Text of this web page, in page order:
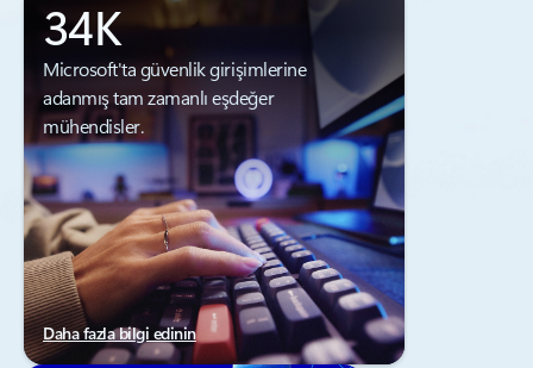
34K
Microsoft'ta güvenlik girişimlerine
adanmış tam zamanlı eşdeğer
mühendisler.
Daha fazla bilgi edinin